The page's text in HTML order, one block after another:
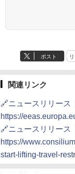
ポスト
関連リンク
🔗ニュースリリース
https://
🔗ニュースリリース
https://
start-lifting-travel-